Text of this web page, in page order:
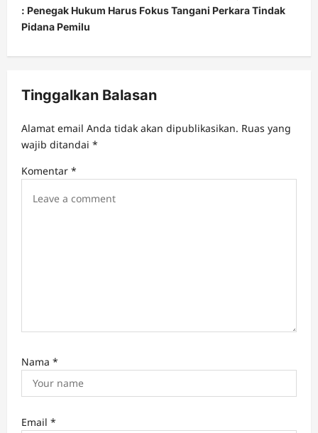
a
g
t
i
o
: Penegak Hukum Harus Fokus Tangani Perkara Tindak
Pidana Pemilu
Tinggalkan Balasan
Alamat email Anda tidak akan dipublikasikan. Ruas yang
wajib ditandai *
Komentar *
Nama *
Email *